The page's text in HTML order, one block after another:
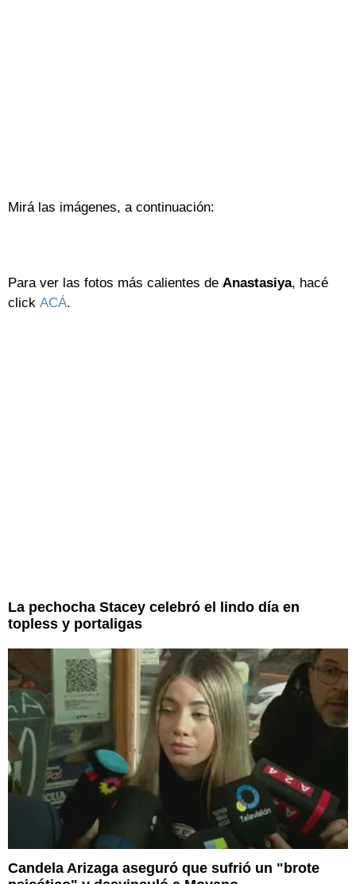
Mirá las imágenes, a continuación:
Para ver las fotos más calientes de Anastasiya, hacé
click ACÁ.
La pechocha Stacey celebró el lindo día en
topless y portaligas
Candela Arizaga aseguró que sufrió un "brote